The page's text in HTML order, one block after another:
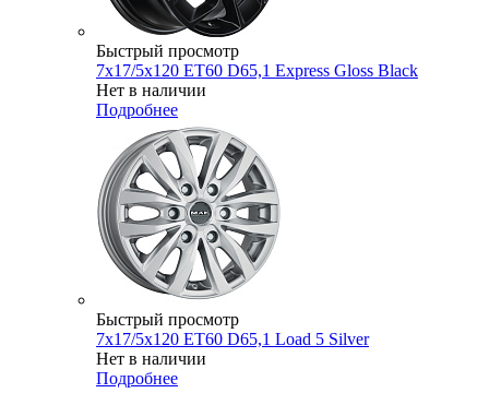
Быстрый просмотр
7x17/5x120 ET60 D65,1 Express Gloss Black
Нет в наличии
Подробнее
Быстрый просмотр
7x17/5x120 ET60 D65,1 Load 5 Silver
Нет в наличии
Подробнее